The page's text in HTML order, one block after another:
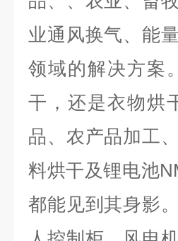
业通风换气、能
领域的解决方案
干，还是衣物烘
品、农产品加工
料烘干及锂电池
都能见到其身影